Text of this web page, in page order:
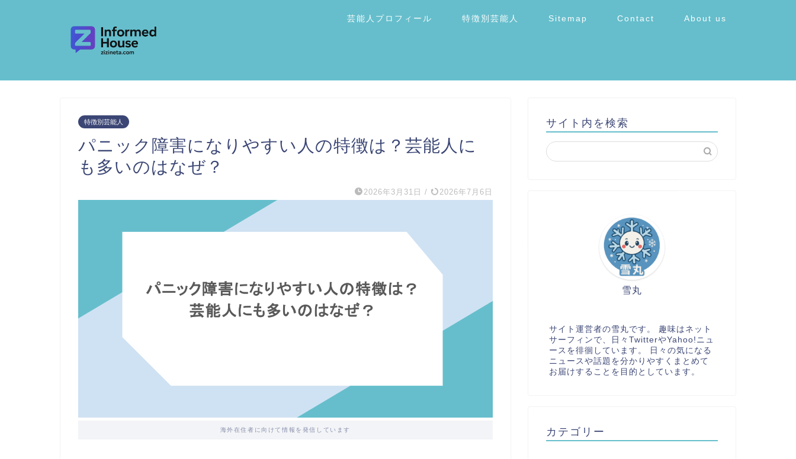
芸能人プロフィール 特徴別芸能人 Sitemap Contact About us
特徴別芸能人
パニック障害になりやすい人の特徴は？芸能人に
も多いのはなぜ？
2026年3月31日 / 2026年7月6日
海外在住者に向けて情報を発信しています
サイト内を検索
雪丸
サイト運営者の雪丸です。 趣味はネット
サーフィンで、日々TwitterやYahoo!ニュ
ースを徘徊しています。 日々の気になる
ニュースや話題を分かりやすくまとめて
お届けすることを目的としています。
カテゴリー